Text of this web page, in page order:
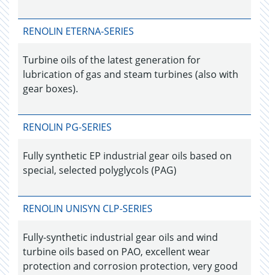
RENOLIN ETERNA-SERIES
Turbine oils of the latest generation for
lubrication of gas and steam turbines (also with
gear boxes).
RENOLIN PG-SERIES
Fully synthetic EP industrial gear oils based on
special, selected polyglycols (PAG)
RENOLIN UNISYN CLP-SERIES
Fully-synthetic industrial gear oils and wind
turbine oils based on PAO, excellent wear
protection and corrosion protection, very good